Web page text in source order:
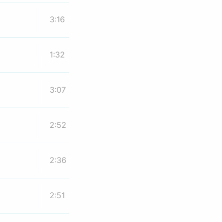
3:16
1:32
3:07
2:52
2:36
2:51